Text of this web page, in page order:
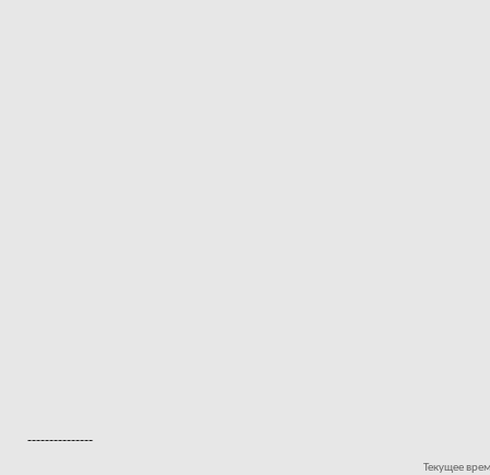
---------------
Текущее